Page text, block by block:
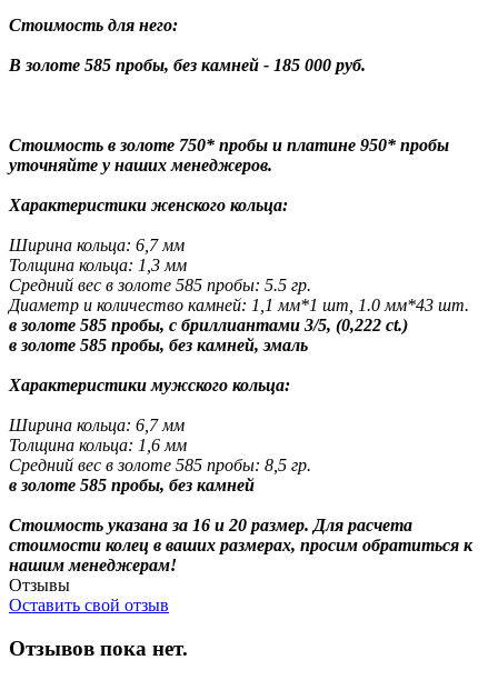
Стоимость для него:
В золоте 585 пробы, без камней - 185 000 руб.
Стоимость в золоте 750* пробы и платине 950* пробы
уточняйте у наших менеджеров.
Характеристики женского кольца:
Ширина кольца: 6,7 мм
Толщина кольца: 1,3 мм
Средний вес в золоте 585 пробы: 5.5 гр.
Диаметр и количество камней: 1,1 мм*1 шт, 1.0 мм*43 шт.
в золоте 585 пробы, с бриллиантами 3/5, (0,222 ct.)
в золоте 585 пробы, без камней, эмаль
Характеристики мужского кольца:
Ширина кольца: 6,7 мм
Толщина кольца: 1,6 мм
Средний вес в золоте 585 пробы: 8,5 гр.
в золоте 585 пробы, без камней
Стоимость указана за 16 и 20 размер. Для расчета
стоимости колец в ваших размерах, просим обратиться к
нашим менеджерам!
Отзывы
Оставить свой отзыв
Отзывов пока нет.